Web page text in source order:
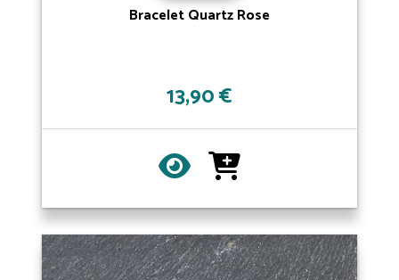
Bracelet Quartz Rose
13,90 €